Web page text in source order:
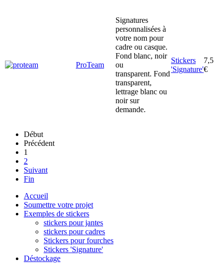
ProTeam
Signatures
personnalisées à
votre nom pour
cadre ou casque.
Fond blanc, noir
ou
transparent. Fond
transparent,
lettrage blanc ou
noir sur
demande.
Stickers
'Signature'
7,5
€
Début
Précédent
1
2
Suivant
Fin
Accueil
Soumettre votre projet
Exemples de stickers
stickers pour jantes
stickers pour cadres
Stickers pour fourches
Stickers 'Signature'
Déstockage